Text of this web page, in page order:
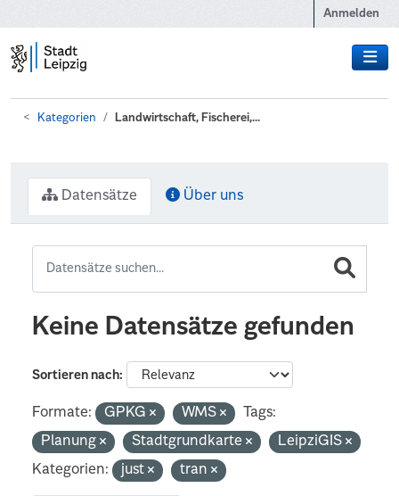
Anmelden
Kategorien Landwirtschaft, Fischerei,...
Datensätze Über uns
Keine Datensätze gefunden
Sortieren nach
Formate: GPKG WMS
Tags:
Planung
Stadtgrundkarte
LeipziGIS
Kategorien:
just tran